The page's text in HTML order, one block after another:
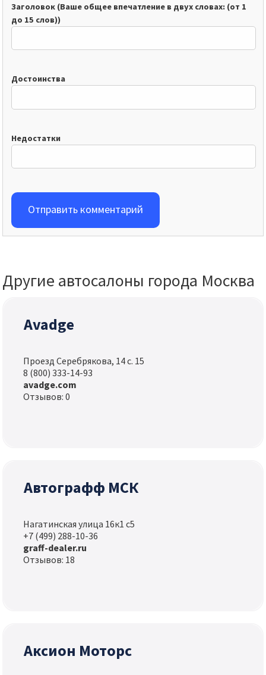
Заголовок (Ваше общее впечатление в двух словах: (от 1
до 15 слов))
Достоинства
Недостатки
Отправить комментарий
Другие автосалоны города Москва
Avadge
Проезд Серебрякова, 14 с. 15
8 (800) 333-14-93
avadge.com
Отзывов: 0
Автографф МСК
Нагатинская улица 16к1 с5
+7 (499) 288-10-36
graff-dealer.ru
Отзывов: 18
Аксион Моторс